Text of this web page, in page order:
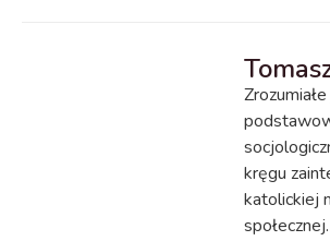
kręgu
katolickiej